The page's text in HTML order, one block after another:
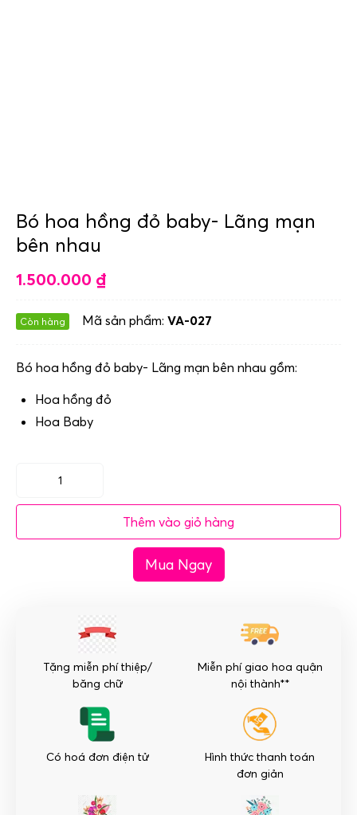
Bó hoa hồng đỏ baby- Lãng mạn
bên nhau
1.500.000 ₫
Còn hàng Mã sản phẩm: VA-027
Bó hoa hồng đỏ baby- Lãng mạn bên nhau gồm:
Hoa hồng đỏ
Hoa Baby
Bó
hoa
nhau
lượng
Thêm vào giỏ hàng
Mua Ngay
Tặng miễn phí thiệp/
băng chữ
Miễn phí giao hoa quận
nội thành**
Có hoá đơn điện tử
Hình thức thanh toán
đơn giản